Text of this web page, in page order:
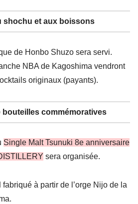
shochu et aux boissons
de Honbo Shuzo sera servi.
NBA de Kagoshima vendront
originaux (payants).
bouteilles commémoratives
Single Malt Tsunuki 8e anniversaire
sera organisée.
à partir de l’orge Nijo de la